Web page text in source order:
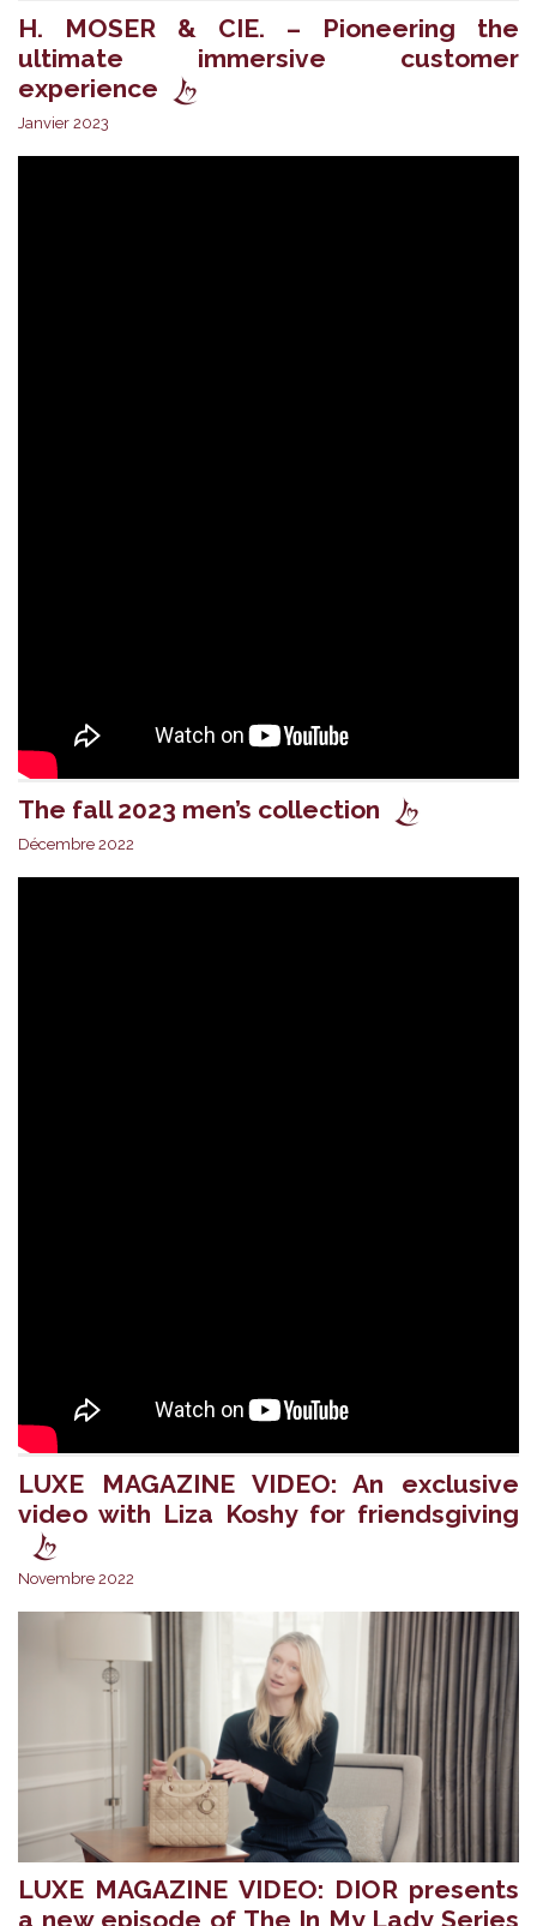
H. MOSER & CIE. – Pioneering the
ultimate immersive customer
experience
Janvier 2023
The fall 2023 men’s collection
Décembre 2022
LUXE MAGAZINE VIDEO: An exclusive
video with Liza Koshy for friendsgiving
Novembre 2022
LUXE MAGAZINE VIDEO: DIOR presents
a new episode of The In My Lady Series